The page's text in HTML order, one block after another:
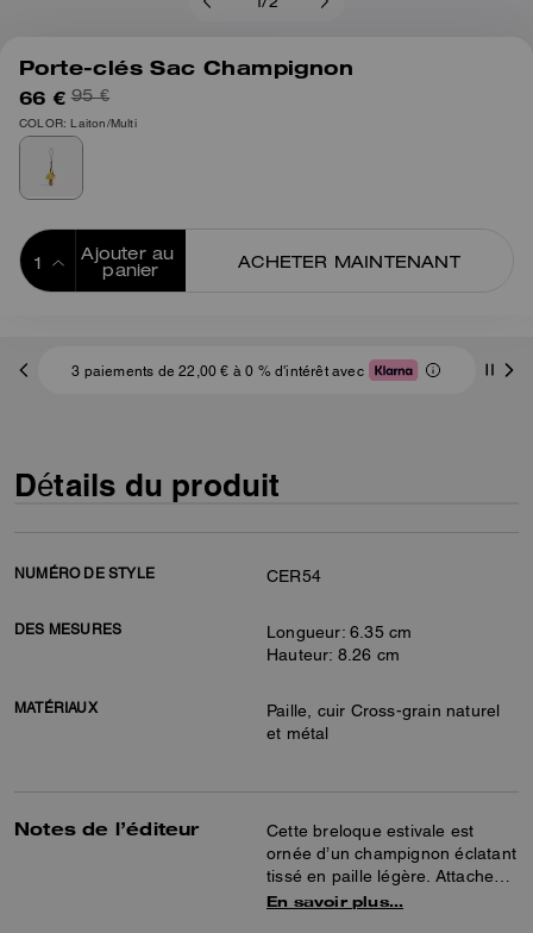
/2
Porte-clés Sac Champignon
66 € 95 €
COLOR: Laiton/Multi
Ajouter au
panier
ACHETER MAINTENANT
3 paiements de 22,00 € à 0 % d'intérêt avec
Détails du produit
NUMÉRO DE STYLE CER54
DES MESURES
Longueur: 6.35 cm
Hauteur: 8.26 cm
MATÉRIAUX
Paille, cuir Cross-grain naturel
et métal
Notes de l’éditeur
Cette breloque estivale est
ornée d’un champignon éclatant
tissé en paille légère. Attachez-
le à un sac favori pour apporter
En savoir plus…